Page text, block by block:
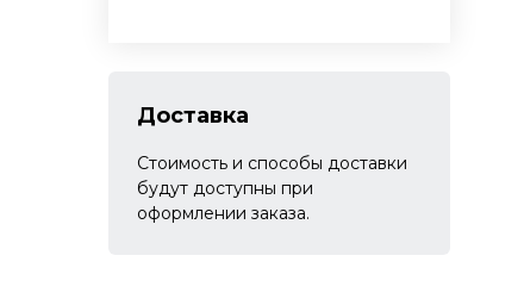
Доставка
Стоимость и способы доставки
будут доступны при
оформлении заказа.